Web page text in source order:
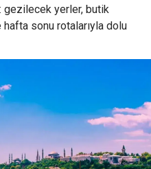
gezilecek yerler, butik
sonu rotalarıyla dolu